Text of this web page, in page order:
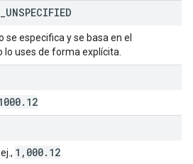
UNSPECIFIED
especifica y se basa en el
lo uses de forma explícita.
. 12
1 , 000. 12